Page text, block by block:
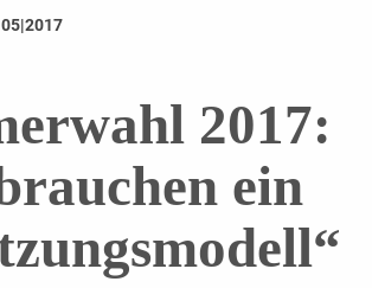
05|2017
2017:
ein